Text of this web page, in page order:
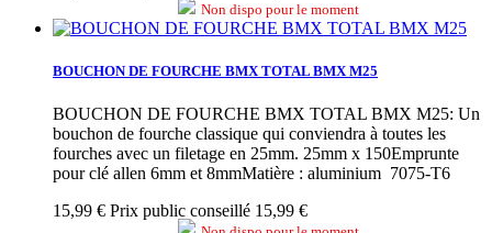
Non dispo pour le moment
BOUCHON DE FOURCHE BMX TOTAL BMX M25
BOUCHON DE FOURCHE BMX TOTAL BMX M25: Un
bouchon de fourche classique qui conviendra à toutes les
fourches avec un filetage en 25mm. 25mm x 150Emprunte
pour clé allen 6mm et 8mmMatière : aluminium 7075-T6
15,99 € Prix public conseillé 15,99 €